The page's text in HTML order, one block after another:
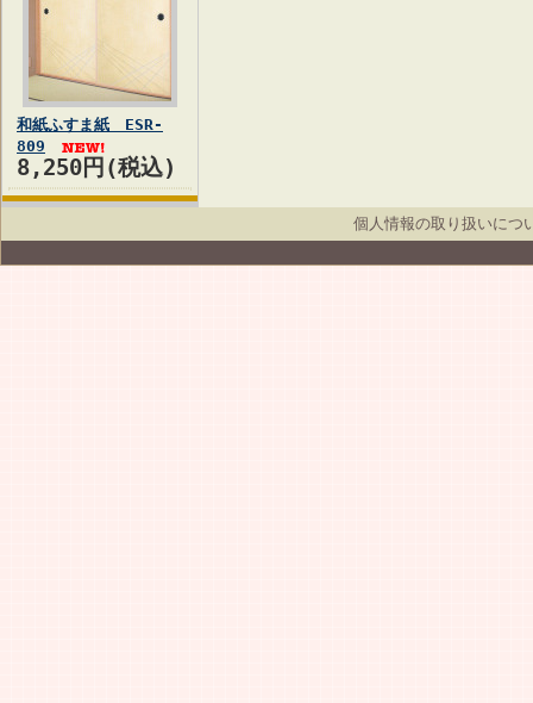
和紙ふすま紙 ESR-
809
8,250円(税込)
個人情報の取り扱いにつ